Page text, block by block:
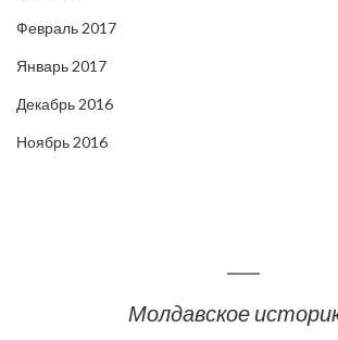
Февраль 2017
Январь 2017
Декабрь 2016
Ноябрь 2016
Молдавское